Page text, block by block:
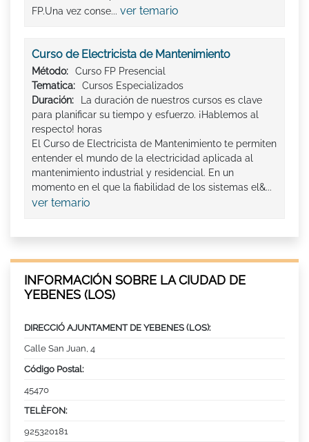
FP.Una vez conse... ver temario
Curso de Electricista de Mantenimiento
Método:
Curso FP Presencial
Tematica:
Cursos Especializados
Duración:
La duración de nuestros cursos es clave
para planificar su tiempo y esfuerzo. ¡Hablemos al
respecto! horas
El Curso de Electricista de Mantenimiento te permiten
entender el mundo de la electricidad aplicada al
mantenimiento industrial y residencial. En un
momento en el que la fiabilidad de los sistemas el&...
ver temario
INFORMACIÓN SOBRE LA CIUDAD DE
YEBENES (LOS)
DIRECCIÓ AJUNTAMENT DE YEBENES (LOS):
Calle San Juan, 4
Código Postal:
45470
TELÈFON:
925320181